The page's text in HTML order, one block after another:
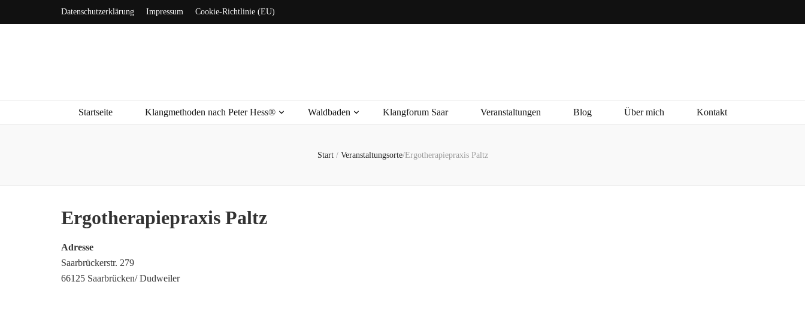
Datenschutzerklärung Impressum Cookie-Richtlinie (EU)
Startseite Klangmethoden nach Peter Hess® Waldbaden Klangforum Saar Veranstaltungen Blog Über mich Kontakt
Start / Veranstaltungsorte/Ergotherapiepraxis Paltz
Ergotherapiepraxis Paltz
Adresse
Saarbrückerstr. 279
66125 Saarbrücken/ Dudweiler